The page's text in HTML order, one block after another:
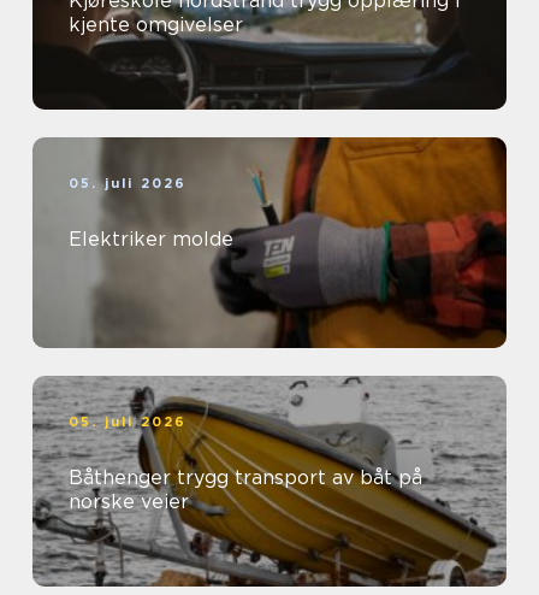
kjente omgivelser
05. juli 2026
Elektriker molde
05. juli 2026
Båthenger trygg transport av båt på
norske veier